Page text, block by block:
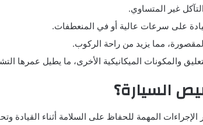
غير المتساوي.
على سرعات عالية أو في المنعطفات.
مما يزيد من راحة الركوب.
والمكونات الميكانيكية الأخرى، ما يطيل عمرها
السيارة؟
المهمة للحفاظ على السلامة أثناء القيادة